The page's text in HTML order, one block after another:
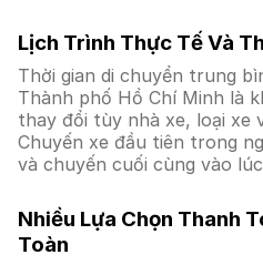
Lịch Trình Thực Tế Và
Thời gian di chuyển trung
Thành phố Hồ Chí Minh là
thay đổi tùy nhà xe, loại xe
Chuyến xe đầu tiên trong
và chuyến cuối cùng vào lúc
Nhiều Lựa Chọn Thanh
Toàn